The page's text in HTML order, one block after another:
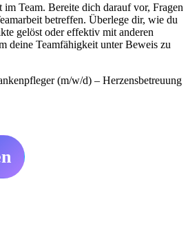
Team. Bereite dich darauf vor, Fragen
betreffen. Überlege dir, wie du
gelöst oder effektiv mit anderen
deine Teamfähigkeit unter Beweis zu
(m/w/d) – Herzensbetreuung